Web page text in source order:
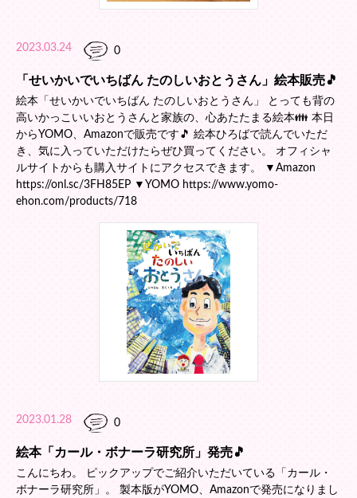
2023.03.24 0
「せいかいでいちばん たのしいおとうさん」絵本販売🎵
絵本「せいかいでいちばん たのしいおとうさん」 とっても背の
高いかっこいいおとうさんと家族の、心あたたまる絵本👪 本日
からYOMO、Amazonで販売です🎵 絵本ひろばで読んでいただ
き、気に入っていただけたらぜひ買ってください。 オフィシャ
ルサイトからも購入サイトにアクセスできます。 ▼Amazon
https://onl.sc/3FH85EP ▼YOMO https://www.yomo-
ehon.com/products/718
2023.01.28 0
絵本「カール・ボナーラ研究所」発売🎵
こんにちわ。 ピックアップでご紹介いただいている「カール・
ボナーラ研究所」。 製本版がYOMO、Amazonで発売になりまし